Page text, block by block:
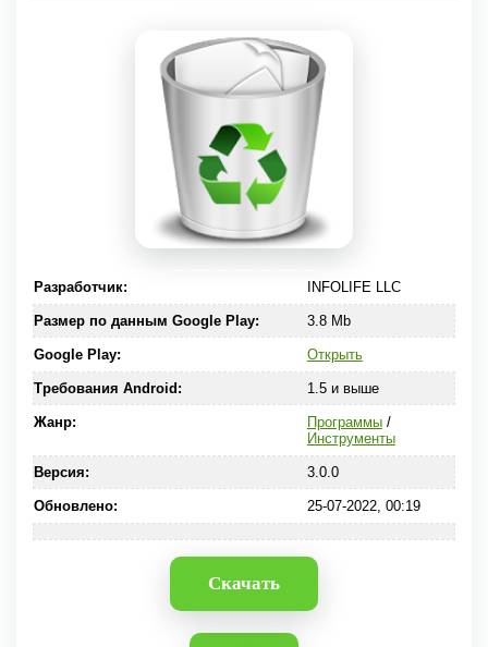
Разработчик: INFOLIFE LLC
Размер по данным Google Play: 3.8 Mb
Google Play: Открыть
Требования Android: 1.5 и выше
Жанр: Программы/
Инструменты
Версия: 3.0.0
Обновлено: 25-07-2022, 00:19
Скачать